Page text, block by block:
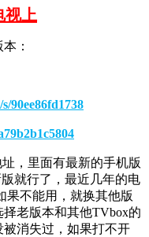
视上
：
90ee86fd1738
，里面有最新的手机版
版就行了，最近几年的电
果不能用，就换其他版
老版本和其他TVbox的
消失过，如果打不开